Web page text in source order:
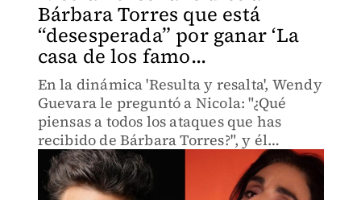
Bárbara Torres que está
“desesperada” por ganar ‘La
casa de los famo...
En la dinámica 'Resulta y resalta', Wendy
Guevara le preguntó a Nicola: "¿Qué
piensas a todos los ataques que has
recibido de Bárbara Torres?", y él
respondió frente a la comediante
argentina.